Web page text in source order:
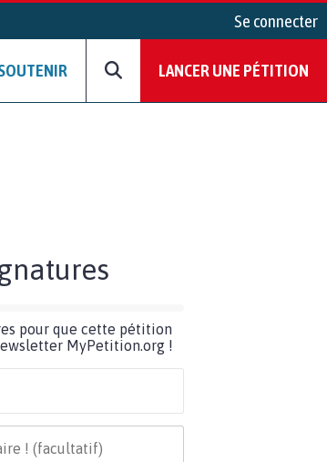
Se connecter
LANCER UNE PÉTITION
pour que cette pétition
MyPetition.org !